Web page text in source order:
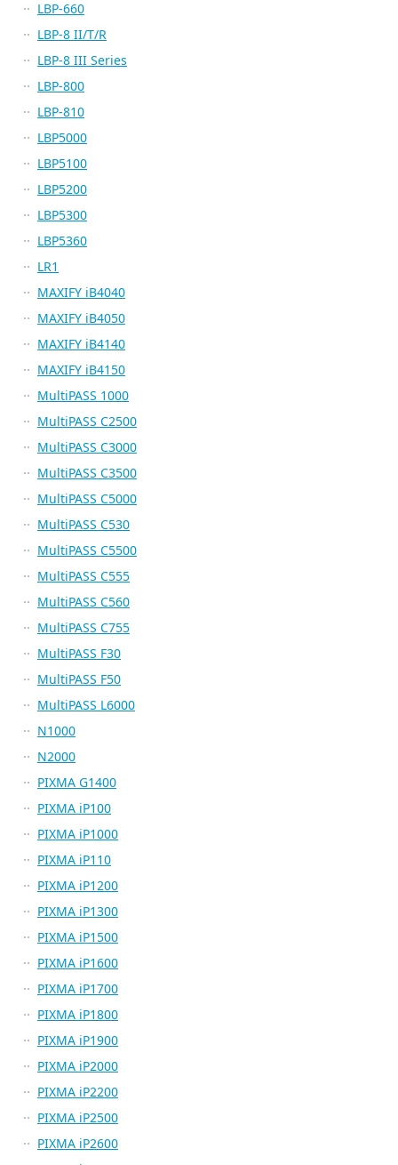
LBP-660
LBP-8 II/T/R
LBP-8 III Series
LBP-800
LBP-810
LBP5000
LBP5100
LBP5200
LBP5300
LBP5360
LR1
MAXIFY iB4040
MAXIFY iB4050
MAXIFY iB4140
MAXIFY iB4150
MultiPASS 1000
MultiPASS C2500
MultiPASS C3000
MultiPASS C3500
MultiPASS C5000
MultiPASS C530
MultiPASS C5500
MultiPASS C555
MultiPASS C560
MultiPASS C755
MultiPASS F30
MultiPASS F50
MultiPASS L6000
N1000
N2000
PIXMA G1400
PIXMA iP100
PIXMA iP1000
PIXMA iP110
PIXMA iP1200
PIXMA iP1300
PIXMA iP1500
PIXMA iP1600
PIXMA iP1700
PIXMA iP1800
PIXMA iP1900
PIXMA iP2000
PIXMA iP2200
PIXMA iP2500
PIXMA iP2600